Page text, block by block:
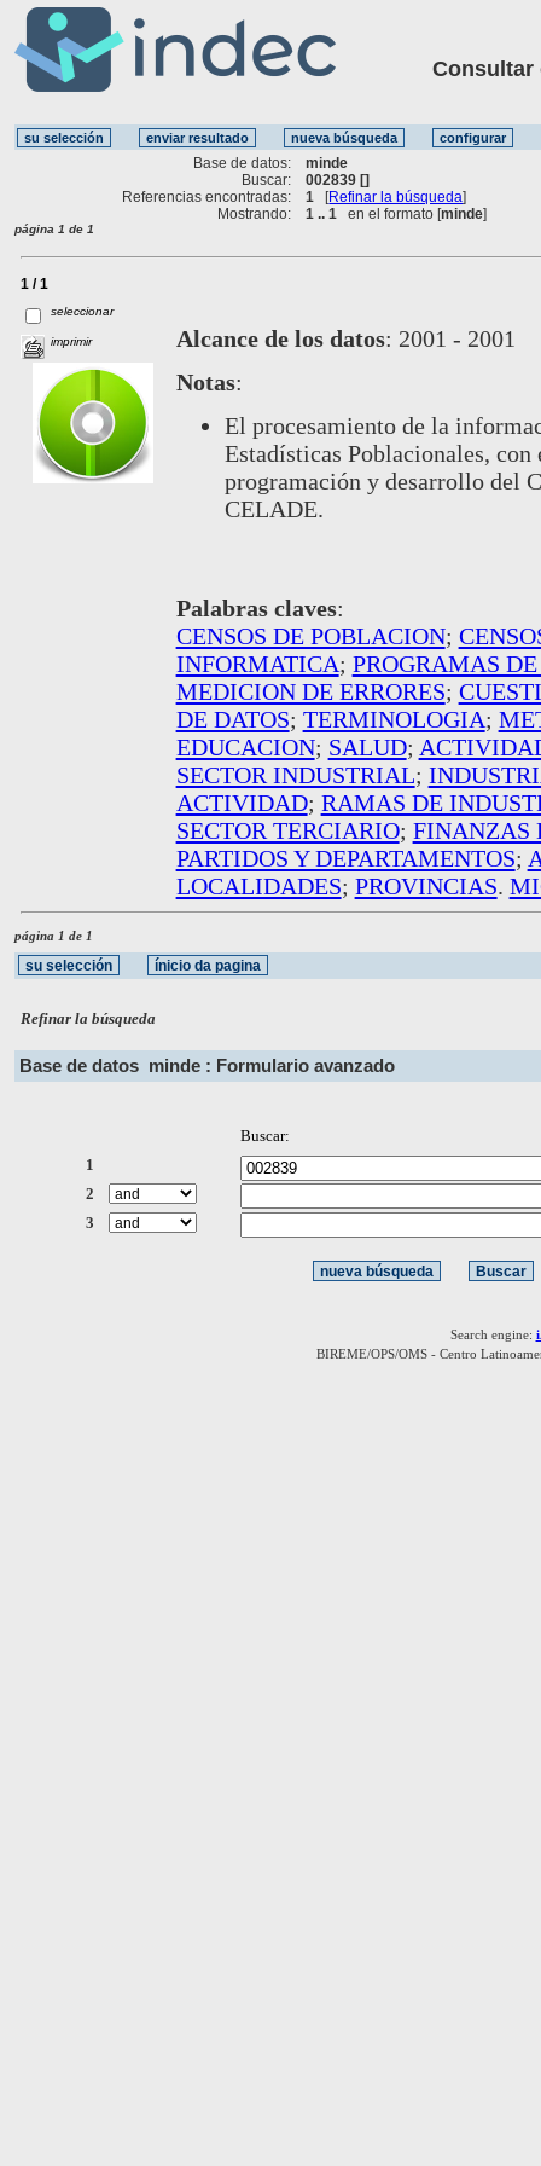
Consultar
Base de datos:
minde
Buscar:
002839 []
Referencias encontradas:
1 [Refinar la búsqueda]
Mostrando:
1 .. 1 en el formato [minde]
página 1 de 1
1 / 1
seleccionar
imprimir Alcance de los datos: 2001 - 2001
Notas:
El procesamiento de la
Estadísticas Poblacionales,
programación y desarrollo del
CELADE.
Palabras claves:
CENSOS DE POBLACION;
INFORMATICA; PROGRAMAS
MEDICION DE ERRORES;
DE DATOS; TERMINOLOGIA;
EDUCACION; SALUD;
SECTOR INDUSTRIAL;
ACTIVIDAD; RAMAS DE
SECTOR TERCIARIO; FINANZAS
PARTIDOS Y DEPARTAMENTOS;
LOCALIDADES; PROVINCIAS.
página 1 de 1
Refinar la búsqueda
Base de datos minde : Formulario avanzado
Buscar:
1
2
3
Search engine:
BIREME/OPS/OMS - Centro